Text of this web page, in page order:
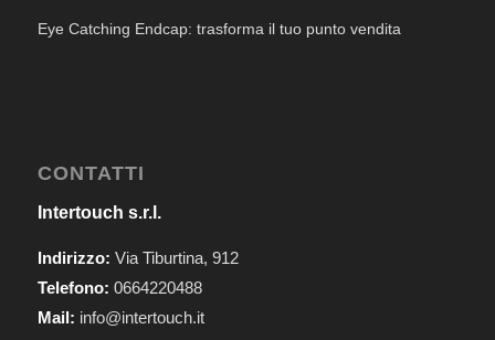
Eye Catching Endcap: trasforma il tuo punto vendita
CONTATTI
Intertouch s.r.l.
Indirizzo: Via Tiburtina, 912
Telefono: 0664220488
Mail: info@intertouch.it